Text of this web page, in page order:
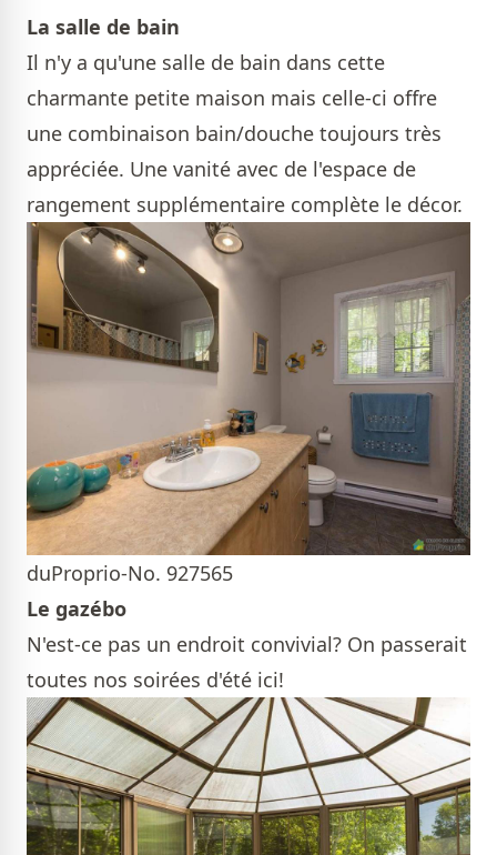
La salle de bain
Il n'y a qu'une salle de bain dans cette
charmante petite maison mais celle-ci offre
une combinaison bain/douche toujours très
appréciée. Une vanité avec de l'espace de
rangement supplémentaire complète le décor.
duProprio-No. 927565
Le gazébo
N'est-ce pas un endroit convivial? On passerait
toutes nos soirées d'été ici!